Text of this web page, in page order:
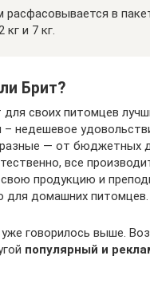
расфасовывается в
кг и 7 кг.
Брит?
своих питомцев
недешевое
— от бюджетных
все
продукцию и
для домашних питомцев.
говорилось выше.
популярный и